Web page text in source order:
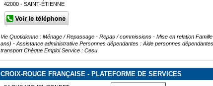
42000 - SAINT-ÉTIENNE
Vie Quotidienne : Ménage / Repassage - Repas / commissions - Mise en relation
ans) - Assistance administrative Personnes dépendantes : Aide personnes
transport Chèque Emploi Service : Cesu
CROIX-ROUGE FRANÇAISE - PLATEFORME DE SERVICES